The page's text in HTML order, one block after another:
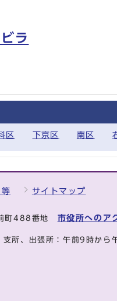
ラ
区 下京区 南区
サイトマップ
町488番地 市役所へのア
支所、出張所：午前9時か